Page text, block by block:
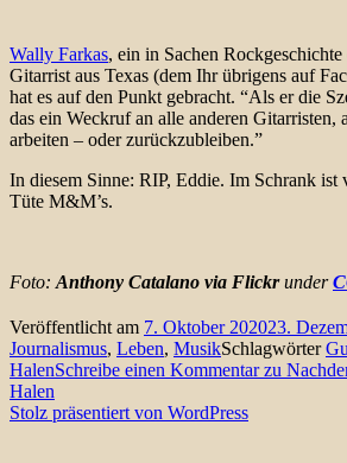
Wally Farkas, ein in Sachen
Gitarrist aus Texas (dem Ihr übrigens auf
hat es auf den Punkt gebracht. “Als er die
das ein Weckruf an alle anderen Gitarristen,
arbeiten – oder zurückzubleiben.”
In diesem Sinne: RIP, Eddie. Im Schrank ist
Tüte M&M’s.
Foto: Anthony Catalano via Flickrunder
Veröffentlicht am 7. Oktober 202023.
Journalismus, Leben, MusikSchlagwörter
HalenSchreibe einen Kommentarzu
Halen
Stolz präsentiert von WordPress